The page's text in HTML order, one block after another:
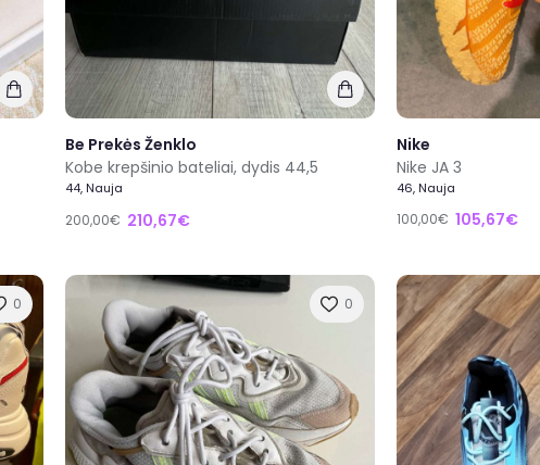
Be Prekės Ženklo
Kobe krepšinio bateliai, dydis 44,5
44, Nauja
200,00€ 210,67€
Nike
Nike JA 3
46, Nauja
100,00€ 105,67€
0 0